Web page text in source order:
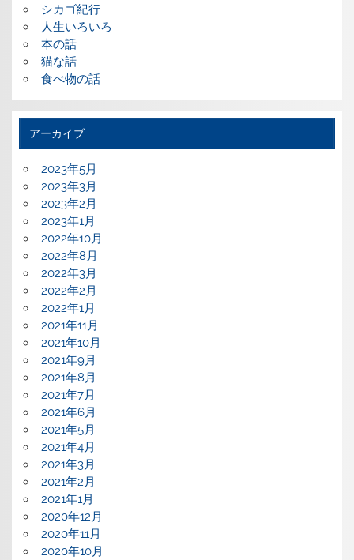
シカゴ紀行
人生いろいろ
本の話
猫な話
食べ物の話
アーカイブ
2023年5月
2023年3月
2023年2月
2023年1月
2022年10月
2022年8月
2022年3月
2022年2月
2022年1月
2021年11月
2021年10月
2021年9月
2021年8月
2021年7月
2021年6月
2021年5月
2021年4月
2021年3月
2021年2月
2021年1月
2020年12月
2020年11月
2020年10月